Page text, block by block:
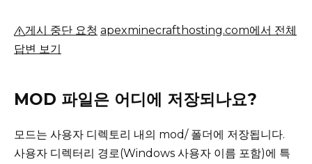
게시 중단 요청 apexminecrafthosting.com에서 전체
답변 보기
MOD 파일은 어디에 저장되나요?
모드는 사용자 디렉토리 내의 mod/ 폴더에 저장됩니다.
사용자 디렉터리 경로(Windows 사용자 이름 포함)에 특